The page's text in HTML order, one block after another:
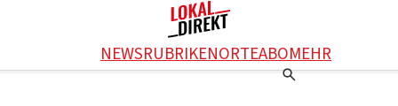
NEWSRUBRIKENORTEABOMEHR